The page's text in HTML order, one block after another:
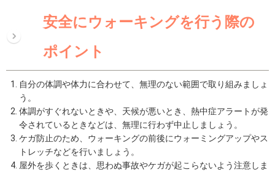
安全にウォーキングを行う際の
ポイント
自分の体調や体力に合わせて、無理のない範囲で取り組みましょ
う。
体調がすぐれないときや、天候が悪いとき、熱中症アラートが発
令されているときなどは、無理に行わず中止しましょう。
ケガ防止のため、ウォーキングの前後にウォーミングアップやス
トレッチなどを行いましょう。
屋外を歩くときは、思わぬ事故やケガが起こらないよう注意しま